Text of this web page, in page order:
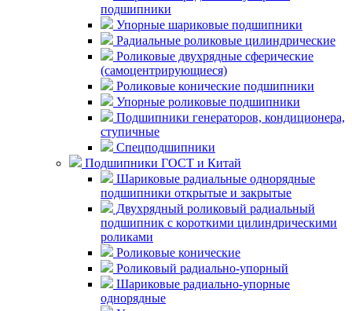
подшипники
Упорные шариковые подшипники
Радиальные роликовые цилиндрические
Роликовые двухрядные сферические
(самоцентрирующиеся)
Роликовые конические подшипники
Упорные роликовые подшипники
Подшипники генераторов, кондиционера,
ступичные
Спецподшипники
Подшипники ГОСТ и Китай
Шариковые радиальные однорядные
подшипники открытые и закрытые
Двухрядный роликовый радиальный
подшипник с короткими цилиндрическими
роликами
Роликовые конические
Роликовый радиально-упорный
Шариковые радиально-упорные
однорядные